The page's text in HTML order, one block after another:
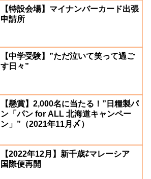
【特設会場】マイナンバーカード出張
申請所
【中学受験】”ただ泣いて笑って過ご
す日々”
【懸賞】2,000名に当たる！”日糧製パ
ン「パン for ALL 北海道キャンペー
ン」”（2021年11月〆）
【2022年12月】新千歳⇄マレーシア
国際便再開